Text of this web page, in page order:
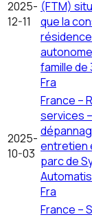
2025-
12-11
(FTM)
que la
famille
Fra
2025-
10-03
France –
services
entretien
parc de
Fra
France –